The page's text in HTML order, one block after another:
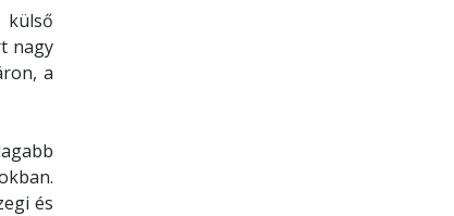
külső
nagy
a
és